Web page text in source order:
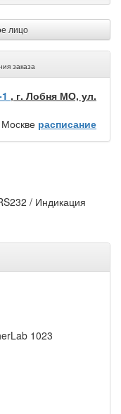
лицо
заказа
, г. Лобня МО, ул.
расписание
/ Индикация
1023